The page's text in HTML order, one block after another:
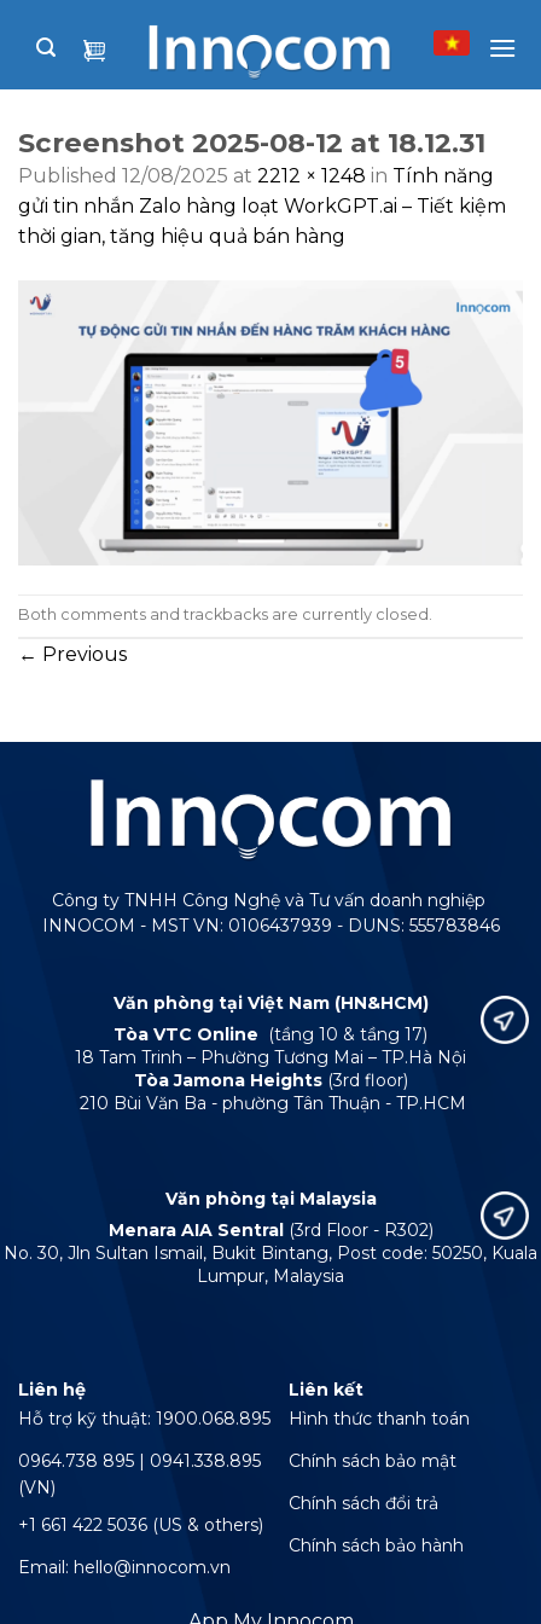
Screenshot 2025-08-12 at 18.12.31
Published 12/08/2025 at 2212 × 1248 in Tính năng
gửi tin nhắn Zalo hàng loạt WorkGPT.ai – Tiết kiệm
thời gian, tăng hiệu quả bán hàng
Both comments and trackbacks are currently closed.
← Previous
Công ty TNHH Công Nghệ và Tư vấn doanh nghiệp
INNOCOM - MST VN: 0106437939 - DUNS: 555783846
Văn phòng tại Việt Nam (HN&HCM)
Tòa VTC Online
(tầng 10 & tầng 17)
18 Tam Trinh – Phường Tương Mai – TP.Hà Nội
Tòa Jamona Heights (3rd floor)
210 Bùi Văn Ba - phường Tân Thuận - TP.HCM
Văn phòng tại Malaysia
Menara AIA Sentral (3rd Floor - R302)
No. 30, Jln Sultan Ismail, Bukit Bintang, Post code: 50250, Kuala
Lumpur, Malaysia
Liên hệ
Hỗ trợ kỹ thuật: 1900.068.895
0964.738 895 | 0941.338.895
(VN)
+1 661 422 5036 (US & others)
Email: hello@innocom.vn
Liên kết
Hình thức thanh toán
Chính sách bảo mật
Chính sách đổi trả
Chính sách bảo hành